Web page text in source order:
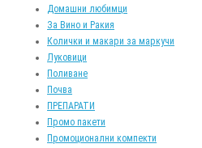
Домашни любимци
За Вино и Ракия
Колички и макари за маркучи
Луковици
Поливане
Почва
ПРЕПАРАТИ
Промо пакети
Промоционални компекти